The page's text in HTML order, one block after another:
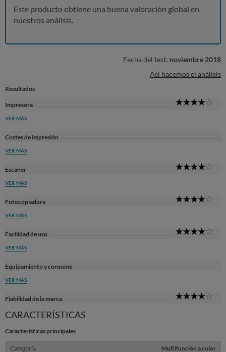
Este producto obtiene una buena valoración global en
nuestros análisis.
Fecha del test: noviembre 2018
Así hacemos el análisis
Resultados
Impresora
VER MÁS
Costes de impresión
VER MÁS
Escáner
VER MÁS
Fotocopiadora
VER MÁS
Facilidad de uso
VER MÁS
Equipamiento y consumo
VER MÁS
Fiabilidad de la marca
CARACTERÍSTICAS
Características principales
Categoría Multifunción a color